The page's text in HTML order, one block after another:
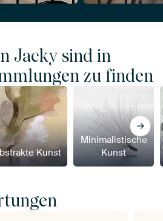
Jacky sind in
zu finden
Kunst
Minimalistische
Kunst